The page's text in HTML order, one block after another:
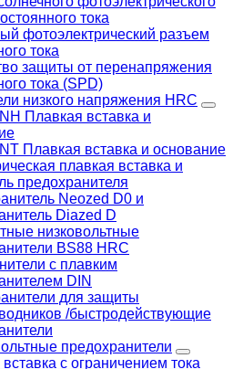
тока
фотоэлектрический разъем
тока
защиты от перенапряжения
тока (SPD)
низкого напряжения HRC
Плавкая вставка и
Плавкая вставка и основание
плавкая вставка и
предохранителя
Neozed D0 и
Diazed D
низковольтные
BS88 HRC
с плавким
DIN
для защиты
/быстродействующие
предохранители
с ограничением тока